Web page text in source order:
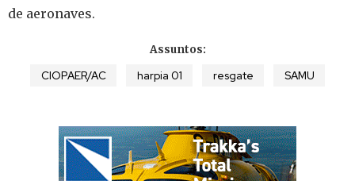
de aeronaves.
Assuntos:
CIOPAER/AC harpia 01 resgate SAMU